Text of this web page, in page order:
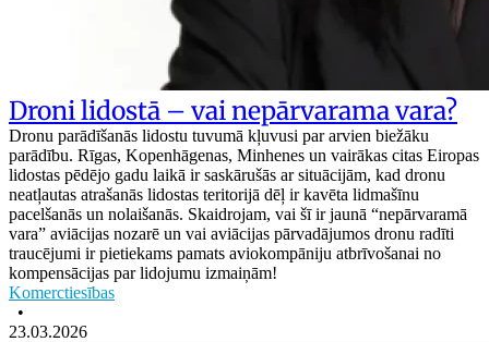
Droni lidostā – vai nepārvarama vara?
Dronu parādīšanās lidostu tuvumā kļuvusi par arvien biežāku
parādību. Rīgas, Kopenhāgenas, Minhenes un vairākas citas Eiropas
lidostas pēdējo gadu laikā ir saskārušās ar situācijām, kad dronu
neatļautas atrašanās lidostas teritorijā dēļ ir kavēta lidmašīnu
pacelšanās un nolaišanās. Skaidrojam, vai šī ir jaunā “nepārvaramā
vara” aviācijas nozarē un vai aviācijas pārvadājumos dronu radīti
traucējumi ir pietiekams pamats aviokompāniju atbrīvošanai no
kompensācijas par lidojumu izmaiņām!
Komerctiesības
•
23.03.2026